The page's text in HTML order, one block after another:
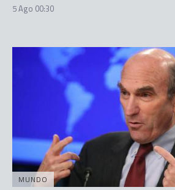
5 Ago 00:30
MUNDO